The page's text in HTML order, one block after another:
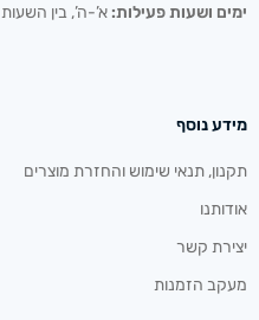
ימים ושעות פעילות: א’-ה’, בין השעות 08:30-16:30
מידע נוסף
תקנון, תנאי שימוש והחזרת מוצרים
אודותנו
יצירת קשר
מעקב הזמנות